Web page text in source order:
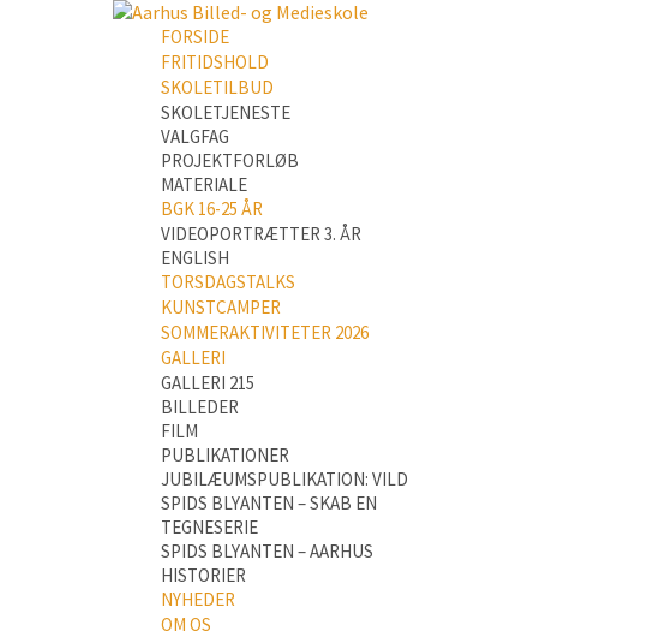
FORSIDE
FRITIDSHOLD
SKOLETILBUD
SKOLETJENESTE
VALGFAG
PROJEKTFORLØB
MATERIALE
BGK 16-25 ÅR
VIDEOPORTRÆTTER 3. ÅR
ENGLISH
TORSDAGSTALKS
KUNSTCAMPER
SOMMERAKTIVITETER 2026
GALLERI
GALLERI 215
BILLEDER
FILM
PUBLIKATIONER
JUBILÆUMSPUBLIKATION: VILD
SPIDS BLYANTEN – SKAB EN
TEGNESERIE
SPIDS BLYANTEN – AARHUS
HISTORIER
NYHEDER
OM OS